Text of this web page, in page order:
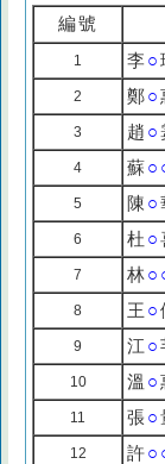
編號
1 李○
2 鄭○
3 趙 ○
4 蘇
5 陳 ○
6 杜 ○
7 林
8 王 ○
9 江 ○
10 溫 ○
11 張○
12 許